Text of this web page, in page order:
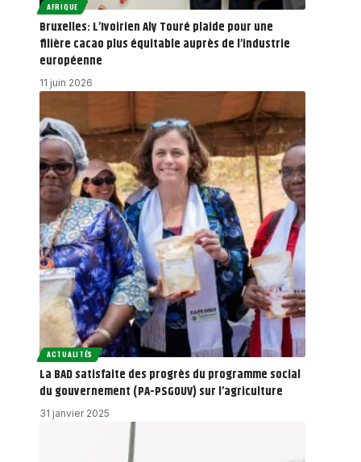
AFRIQUE
Bruxelles: L’Ivoirien Aly Touré plaide pour une
filière cacao plus équitable auprès de l’industrie
européenne
11 juin 2026
ACTUALITÉS
La BAD satisfaite des progrès du programme social
du gouvernement (PA-PSGOUV) sur l’agriculture
31 janvier 2025